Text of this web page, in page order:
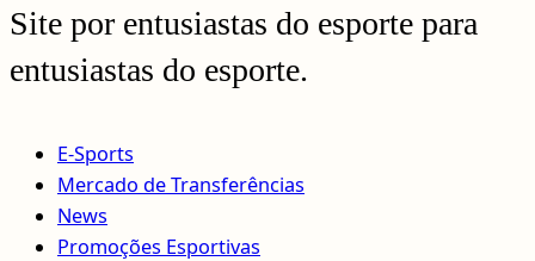
Site por entusiastas do esporte para
entusiastas do esporte.
E-Sports
Mercado de Transferências
News
Promoções Esportivas